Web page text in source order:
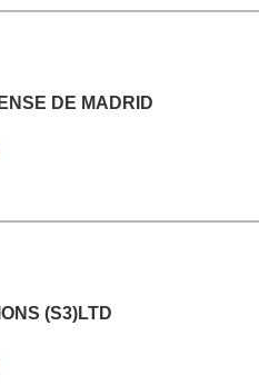
DE MADRID
(S3)LTD